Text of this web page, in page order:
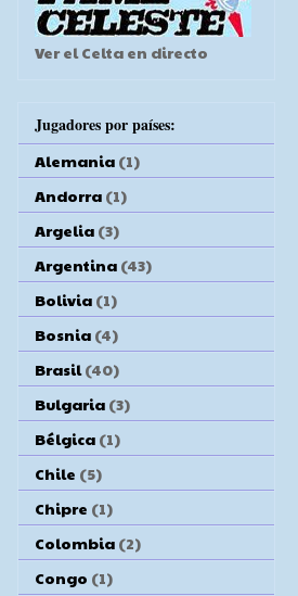
Ver el Celta en directo
Jugadores por países:
Alemania (1)
Andorra (1)
Argelia (3)
Argentina (43)
Bolivia (1)
Bosnia (4)
Brasil (40)
Bulgaria (3)
Bélgica (1)
Chile (5)
Chipre (1)
Colombia (2)
Congo (1)